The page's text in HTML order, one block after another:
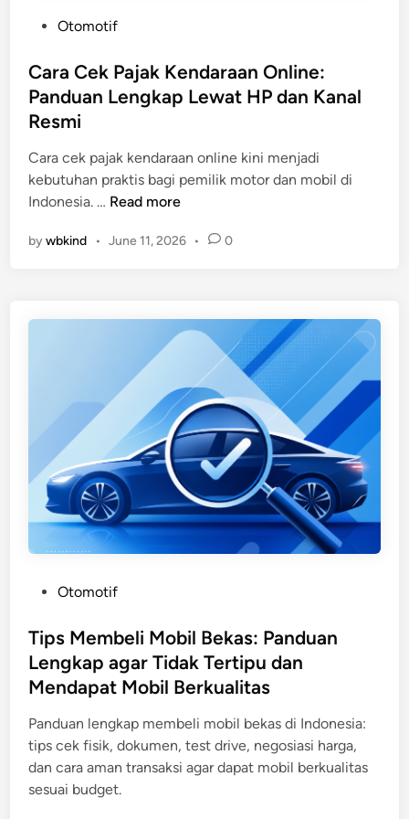
s
t
e
i
n
Otomotif
Cara Cek Pajak Kendaraan Online:
Panduan Lengkap Lewat HP dan Kanal
Resmi
Cara cek pajak kendaraan online kini menjadi
kebutuhan praktis bagi pemilik motor dan mobil di
Indonesia. … C
r
j
k
K
e
n
d
a
a
n
O
n
i
n
e
:
Read more
bywbkind • June 11, 2026 • 0
s
t
e
i
n
Otomotif
Tips Membeli Mobil Bekas: Panduan
Lengkap agar Tidak Tertipu dan
Mendapat Mobil Berkualitas
Panduan lengkap membeli mobil bekas di Indonesia:
tips cek fisik, dokumen, test drive, negosiasi harga,
dan cara aman transaksi agar dapat mobil berkualitas
sesuai budget.